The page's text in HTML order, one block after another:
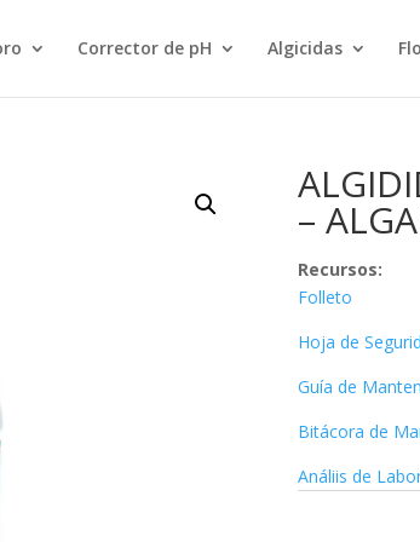
Corrector de pH Algicidas
–
Recursos:
Folleto
Hoja de
Guía de
Bitácora de
Análiis de